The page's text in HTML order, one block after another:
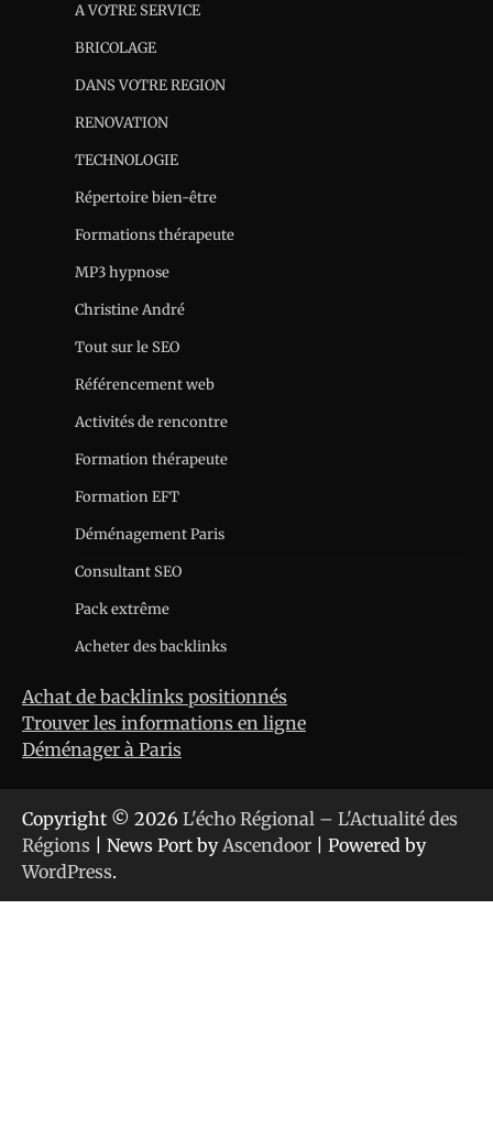
A VOTRE SERVICE
BRICOLAGE
DANS VOTRE REGION
RENOVATION
TECHNOLOGIE
Répertoire bien-être
Formations thérapeute
MP3 hypnose
Christine André
Tout sur le SEO
Référencement web
Activités de rencontre
Formation thérapeute
Formation EFT
Déménagement Paris
Consultant SEO
Pack extrême
Acheter des backlinks
Achat de backlinks positionnés
Trouver les informations en ligne
Déménager à Paris
Copyright © 2026 L'écho Régional – L'Actualité des
Régions | News Port byAscendoor | Powered by
WordPress.